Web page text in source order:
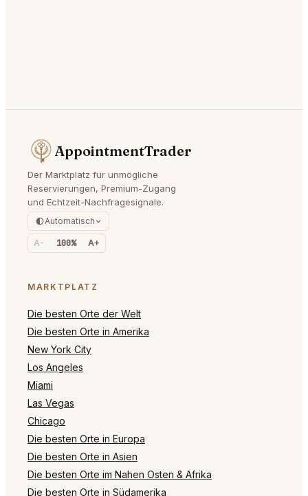
AppointmentTrader
Der Marktplatz für unmögliche
Reservierungen, Premium-Zugang
und Echtzeit-Nachfragesignale.
Automatisch
A- 100% A+
MARKTPLATZ
Die besten Orte der Welt
Die besten Orte in Amerika
New York City
Los Angeles
Miami
Las Vegas
Chicago
Die besten Orte in Europa
Die besten Orte in Asien
Die besten Orte im Nahen Osten & Afrika
Die besten Orte in Südamerika